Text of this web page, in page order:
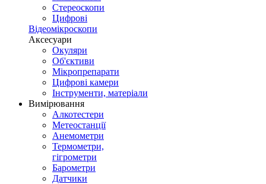
Стереоскопи
Цифрові
Відеомікроскопи
Аксесуари
Окуляри
Об'єктиви
Мікропрепарати
Цифрові камери
Інструменти, матеріали
Вимірювання
Алкотестери
Метеостанції
Анемометри
Термометри,
гігрометри
Барометри
Датчики